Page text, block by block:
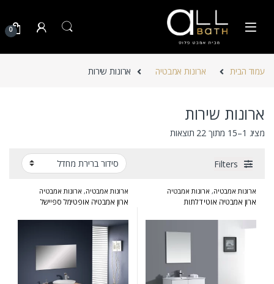
0
עמוד הבית ארונות אמבטיה ארונות שירות
ארונות שירות
מציג 1–15 מתוך 22 תוצאות
Filters
ארונות אמבטיה, ארונות אמבטיה
מעוצבים,ארונות אמבטיה מרחפים
ארונות שירות
ארון אמבטיה אוטי דלתות
ארונות אמבטיה, ארונות אמבטיה
מעוצבים,ארונות אמבטיה מרחפים
ארונות שירות
ארון אמבטיה אופטימל ספיישל